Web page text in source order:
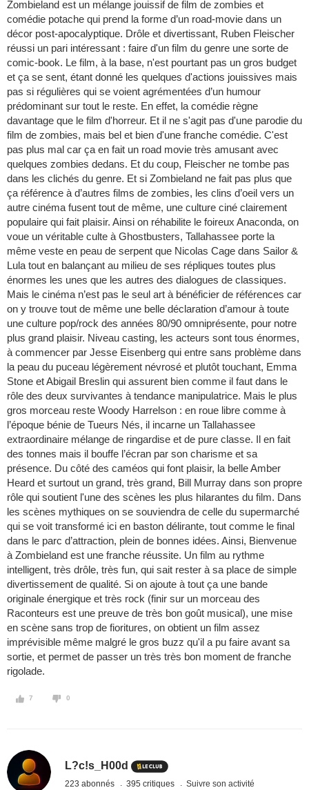
Zombieland est un mélange jouissif de film de zombies et
comédie potache qui prend la forme d’un road-movie dans un
décor post-apocalyptique. Drôle et divertissant, Ruben Fleischer
réussi un pari intéressant : faire d'un film du genre une sorte de
comic-book. Le film, à la base, n'est pourtant pas un gros budget
et ça se sent, étant donné les quelques d'actions jouissives mais
pas si régulières qui se voient agrémentées d’un humour
prédominant sur tout le reste. En effet, la comédie règne
davantage que le film d'horreur. Et il ne s'agit pas d'une parodie du
film de zombies, mais bel et bien d'une franche comédie. C'est
pas plus mal car ça en fait un road movie très amusant avec
quelques zombies dedans. Et du coup, Fleischer ne tombe pas
dans les clichés du genre. Et si Zombieland ne fait pas plus que
ça référence à d’autres films de zombies, les clins d’oeil vers un
autre cinéma fusent tout de même, une culture ciné clairement
populaire qui fait plaisir. Ainsi on réhabilite le foireux Anaconda, on
voue un véritable culte à Ghostbusters, Tallahassee porte la
même veste en peau de serpent que Nicolas Cage dans Sailor &
Lula tout en balançant au milieu de ses répliques toutes plus
énormes les unes que les autres des dialogues de classiques.
Mais le cinéma n’est pas le seul art à bénéficier de références car
on y trouve tout de même une belle déclaration d’amour à toute
une culture pop/rock des années 80/90 omniprésente, pour notre
plus grand plaisir. Niveau casting, les acteurs sont tous énormes,
à commencer par Jesse Eisenberg qui entre sans problème dans
la peau du puceau légèrement névrosé et plutôt touchant, Emma
Stone et Abigail Breslin qui assurent bien comme il faut dans le
rôle des deux survivantes à tendance manipulatrice. Mais le plus
gros morceau reste Woody Harrelson : en roue libre comme à
l’époque bénie de Tueurs Nés, il incarne un Tallahassee
extraordinaire mélange de ringardise et de pure classe. Il en fait
des tonnes mais il bouffe l’écran par son charisme et sa
présence. Du côté des caméos qui font plaisir, la belle Amber
Heard et surtout un grand, très grand, Bill Murray dans son propre
rôle qui soutient l'une des scènes les plus hilarantes du film. Dans
les scènes mythiques on se souviendra de celle du supermarché
qui se voit transformé ici en baston délirante, tout comme le final
dans le parc d’attraction, plein de bonnes idées. Ainsi, Bienvenue
à Zombieland est une franche réussite. Un film au rythme
intelligent, très drôle, très fun, qui sait rester à sa place de simple
divertissement de qualité. Si on ajoute à tout ça une bande
originale énergique et très rock (finir sur un morceau des
Raconteurs est une preuve de très bon goût musical), une mise
en scène sans trop de fioritures, on obtient un film assez
imprévisible même malgré le gros buzz qu'il a pu faire avant sa
sortie, et permet de passer un très très bon moment de franche
rigolade.
7 0
L?c!s_H00d
223 abonnés 395 critiques Suivre son activité